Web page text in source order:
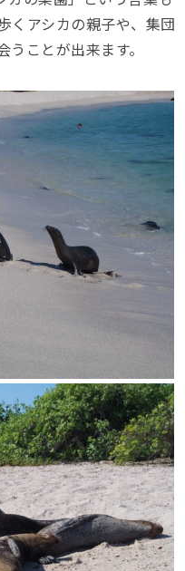
くアシカの親子や、集団
ことが出来ます。